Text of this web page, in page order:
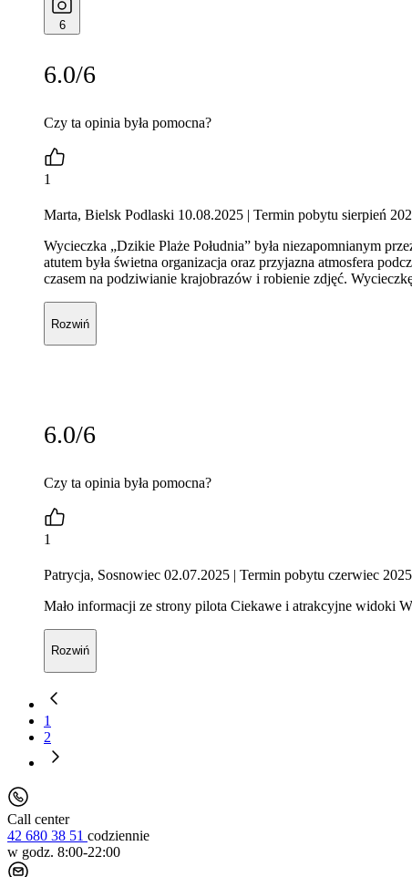
6
6.0/6
Czy ta opinia była pomocna?
1
Marta, Bielsk Podlaski 10.08.2025 | Termin pobytu sierpień
Wycieczka „Dzikie Plaże Południa” była niezapomnianym
atutem była świetna organizacja oraz przyjazna atmosfera
czasem na podziwianie krajobrazów i robienie zdjęć.
Rozwiń
6.0/6
Czy ta opinia była pomocna?
1
Patrycja, Sosnowiec 02.07.2025 | Termin pobytu czerwiec 2025
Mało informacji ze strony pilota Ciekawe i atrakcyjne widoki
Rozwiń
1
2
Call center
42 680 38 51 codziennie
w godz. 8:00-22:00